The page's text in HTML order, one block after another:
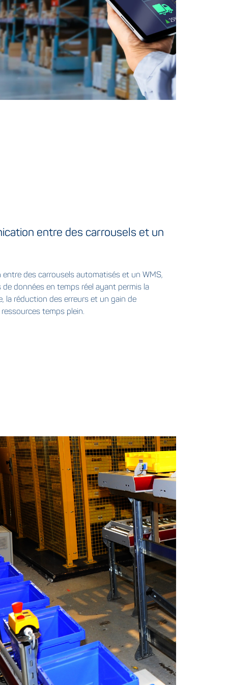
entre des carrousels et un
entre des carrousels automatisés et un WMS,
données en temps réel ayant permis la
la réduction des erreurs et un gain de
temps plein.